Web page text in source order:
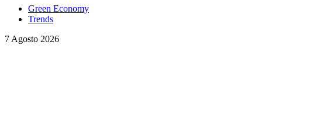
Green Economy
Trends
7 Agosto 2026